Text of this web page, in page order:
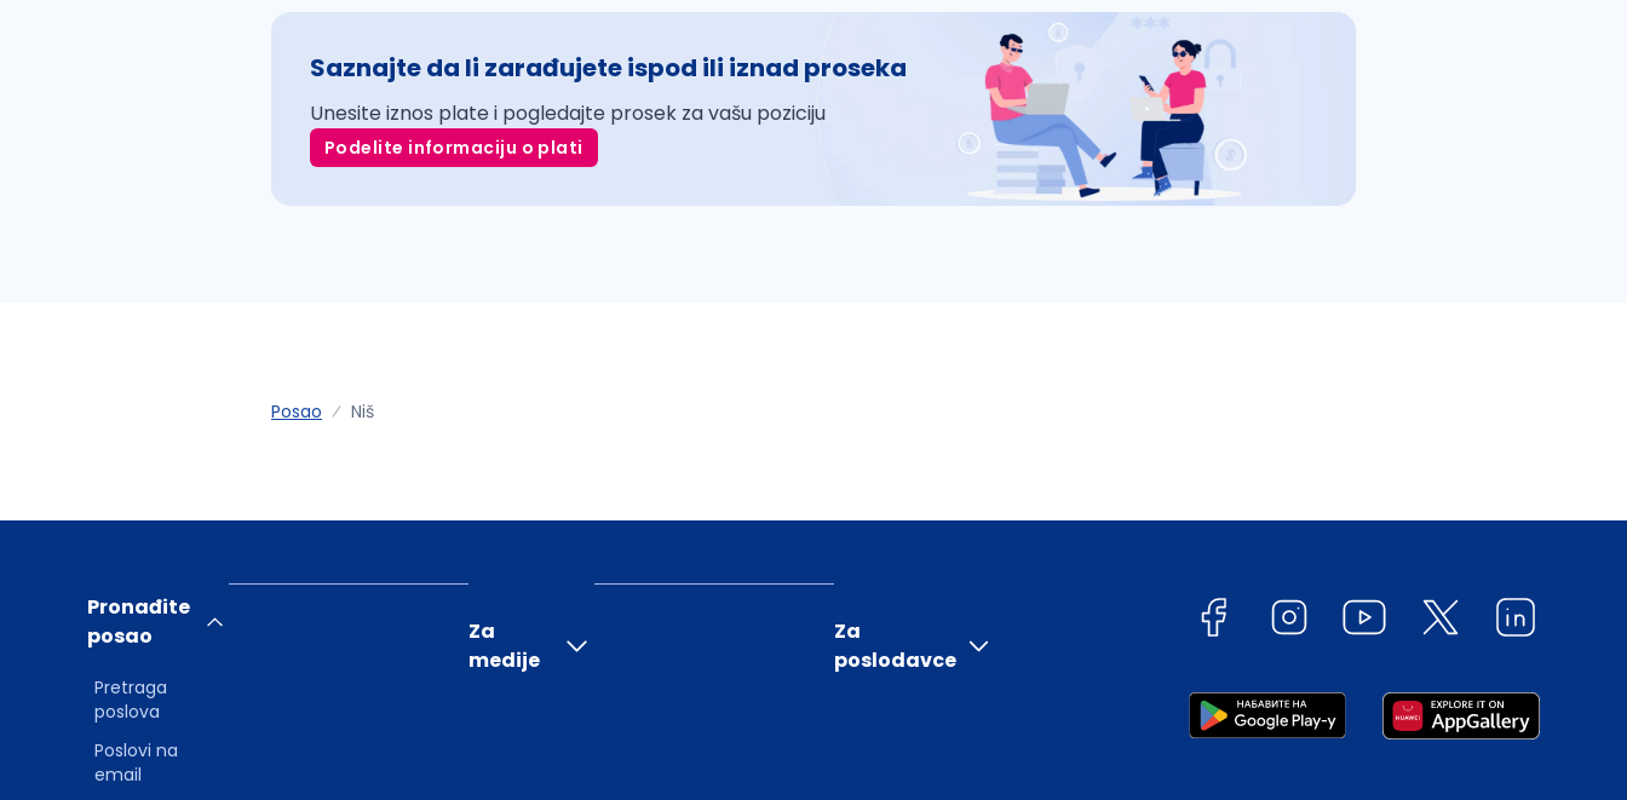
Saznajte da li zarađujete ispod ili iznad proseka
Unesite iznos plate i pogledajte prosek za vašu poziciju
Podelite informaciju o plati
Posao Niš
Pronađite
posao
Pretraga
poslova
Poslovi na
email
Za
medije
Za
poslodavce